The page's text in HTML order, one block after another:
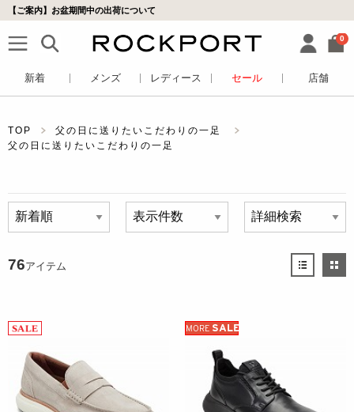
【ご案内】お盆期間中の出荷について
0
新着 メンズ レディース セール 店舗
TOP
父の日に送りたいこだわりの一足
父の日に送りたいこだわりの一足
76アイテム
MORE SALE